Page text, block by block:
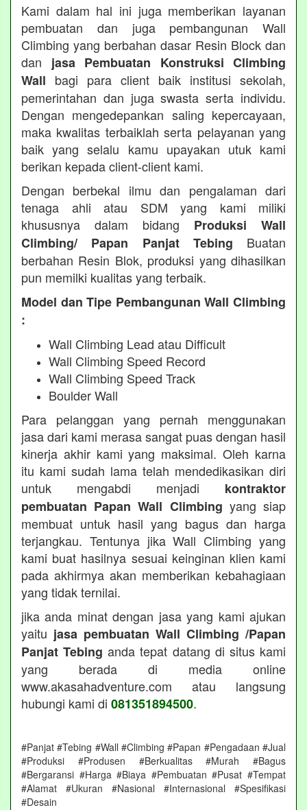
Kami dalam hal ini juga memberikan layanan
pembuatan dan juga pembangunan Wall
Climbing yang berbahan dasar Resin Block dan
dan jasa Pembuatan Konstruksi Climbing
Wall bagi para client baik institusi sekolah,
pemerintahan dan juga swasta serta individu.
Dengan mengedepankan saling kepercayaan,
maka kwalitas terbaiklah serta pelayanan yang
baik yang selalu kamu upayakan utuk kami
berikan kepada client-client kami.
Dengan berbekal ilmu dan pengalaman dari
tenaga ahli atau SDM yang kami miliki
khususnya dalam bidang Produksi Wall
Climbing/ Papan Panjat Tebing Buatan
berbahan Resin Blok, produksi yang dihasilkan
pun memilki kualitas yang terbaik.
Model dan Tipe Pembangunan Wall Climbing
:
Wall Climbing Lead atau Difficult
Wall Climbing Speed Record
Wall Climbing Speed Track
Boulder Wall
Para pelanggan yang pernah menggunakan
jasa dari kami merasa sangat puas dengan hasil
kinerja akhir kami yang maksimal. Oleh karna
itu kami sudah lama telah mendedikasikan diri
untuk mengabdi menjadi kontraktor
pembuatan Papan Wall Climbing yang siap
membuat untuk hasil yang bagus dan harga
terjangkau. Tentunya jika Wall Climbing yang
kami buat hasilnya sesuai keinginan klien kami
pada akhirmya akan memberikan kebahagiaan
yang tidak ternilai.
jika anda minat dengan jasa yang kami ajukan
yaitu jasa pembuatan Wall Climbing /Papan
Panjat Tebing anda tepat datang di situs kami
yang berada di media online
www.akasahadventure.com atau langsung
hubungi kami di 081351894500.
#Panjat #Tebing #Wall #Climbing #Papan #Pengadaan #Jual
#Produksi #Produsen #Berkualitas #Murah #Bagus
#Bergaransi #Harga #Biaya #Pembuatan #Pusat #Tempat
#Alamat #Ukuran #Nasional #Internasional #Spesifikasi
#Desain